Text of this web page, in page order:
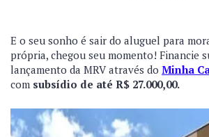
E o seu sonho é sair do aluguel para
própria, chegou seu momento! Financie
lançamento da MRV através do Minha
com subsídio de até R$ 27.000,00.